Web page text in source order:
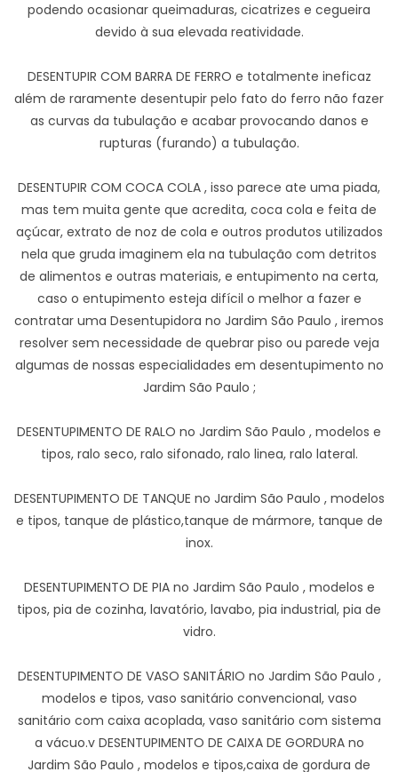
podendo ocasionar queimaduras, cicatrizes e cegueira
devido à sua elevada reatividade.
DESENTUPIR COM BARRA DE FERRO e totalmente ineficaz
além de raramente desentupir pelo fato do ferro não fazer
as curvas da tubulação e acabar provocando danos e
rupturas (furando) a tubulação.
DESENTUPIR COM COCA COLA , isso parece ate uma piada,
mas tem muita gente que acredita, coca cola e feita de
açúcar, extrato de noz de cola e outros produtos utilizados
nela que gruda imaginem ela na tubulação com detritos
de alimentos e outras materiais, e entupimento na certa,
caso o entupimento esteja difícil o melhor a fazer e
contratar uma Desentupidora no Jardim São Paulo , iremos
resolver sem necessidade de quebrar piso ou parede veja
algumas de nossas especialidades em desentupimento no
Jardim São Paulo ;
DESENTUPIMENTO DE RALO no Jardim São Paulo , modelos e
tipos, ralo seco, ralo sifonado, ralo linea, ralo lateral.
DESENTUPIMENTO DE TANQUE no Jardim São Paulo , modelos
e tipos, tanque de plástico,tanque de mármore, tanque de
inox.
DESENTUPIMENTO DE PIA no Jardim São Paulo , modelos e
tipos, pia de cozinha, lavatório, lavabo, pia industrial, pia de
vidro.
DESENTUPIMENTO DE VASO SANITÁRIO no Jardim São Paulo ,
modelos e tipos, vaso sanitário convencional, vaso
sanitário com caixa acoplada, vaso sanitário com sistema
a vácuo.v DESENTUPIMENTO DE CAIXA DE GORDURA no
Jardim São Paulo , modelos e tipos,caixa de gordura de